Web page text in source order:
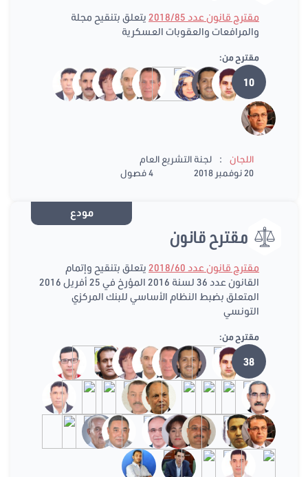
مقترح قانون عدد 2018/85
يتعلق بتنقيح مجلة
والمرافعات والعقوبات العسكرية
مقترح من:
10
اللجان :
لجنة التشريع العام
20 نوفمبر 2018
4 فصول
مودع
مقترح قانون
مقترح قانون عدد 2018/60
يتعلق بتنقيح وإتمام
القانون عدد 36 لسنة 2016 المؤرخ في 25 أفريل 2016
المتعلق بضبط النظام الأساسي للبنك المركزي
التونسي
مقترح من:
38